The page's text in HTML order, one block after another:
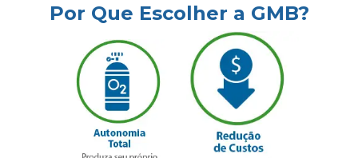
Por Que Escolher a GMB?